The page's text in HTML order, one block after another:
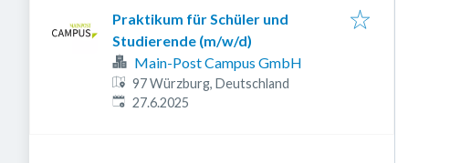
Praktikum für Schüler und
Studierende (m/w/d)
Main-Post Campus GmbH
97 Würzburg, Deutschland
Veröffentlicht
27.6.2025